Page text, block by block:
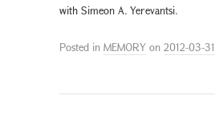
with Simeon A. Yerevantsi.
Posted in MEMORY on 2012-03-31